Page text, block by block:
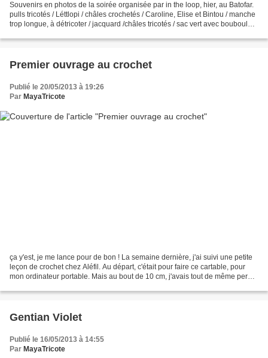
Souvenirs en photos de la soirée organisée par in the loop, hier, au Batofar.
pulls tricotés / Léttlopi / châles crochetés / Caroline, Elise et Bintou / manche
trop longue, à détricoter / jacquard /châles tricotés / sac vert avec bouboules
Premier ouvrage au crochet
Publié le 20/05/2013 à 19:26
Par MayaTricote
ça y'est, je me lance pour de bon ! La semaine dernière, j'ai suivi une petite
leçon de crochet chez Aléfil. Au départ, c'était pour faire ce cartable, pour
mon ordinateur portable. Mais au bout de 10 cm, j'avais tout de même perdu
Gentian Violet
Publié le 16/05/2013 à 14:55
Par MayaTricote